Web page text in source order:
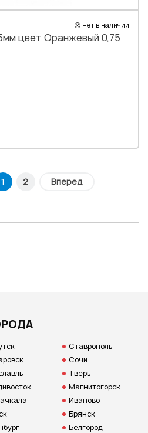
Нет в наличии
цвет Оранжевый 0,75
1 2 Вперед
Ставрополь
Сочи
Тверь
Магнитогорск
Иваново
Брянск
Белгород